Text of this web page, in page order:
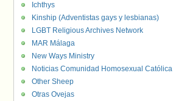
Ichthys
Kinship (Adventistas gays y lesbianas)
LGBT Religious Archives Network
MAR Málaga
New Ways Ministry
Noticias Comunidad Homosexual Católica
Other Sheep
Otras Ovejas